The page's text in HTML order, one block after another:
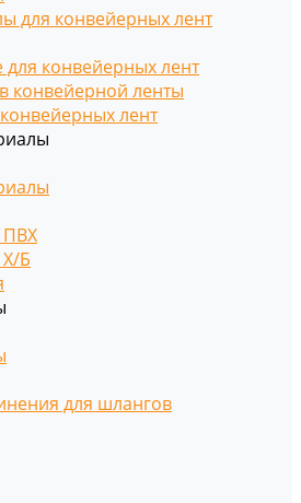
для конвейерных лент
конвейерных лент
конвейерной ленты
лент
ПВХ
Б
для шлангов